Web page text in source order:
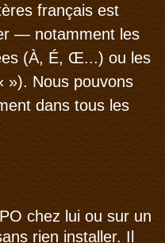
français est
— notamment les
(À, É, Œ...) ou les
»). Nous pouvons
dans tous les
chez lui ou sur un
rien installer. Il